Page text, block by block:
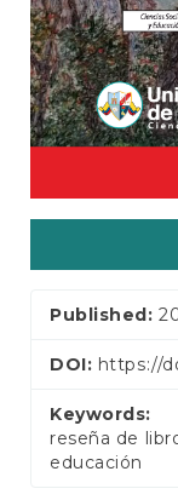
Published:
DOI: https://
Keywords:
reseña de
educación